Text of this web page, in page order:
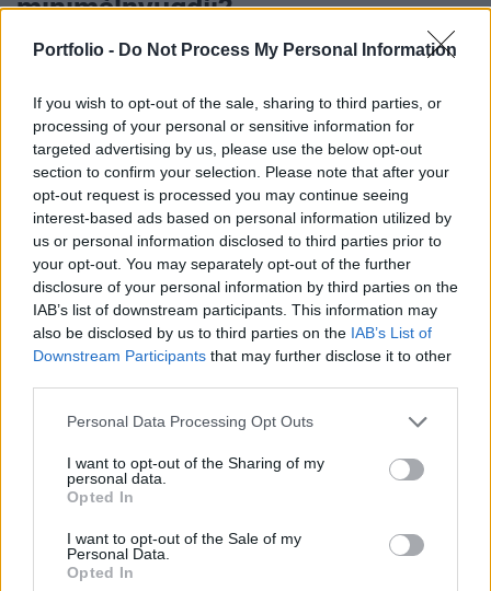
Portfolio - Do Not Process My Personal Information
If you wish to opt-out of the sale, sharing to third parties, or
processing of your personal or sensitive information for
targeted advertising by us, please use the below opt-out
section to confirm your selection. Please note that after your
opt-out request is processed you may continue seeing
interest-based ads based on personal information utilized by
us or personal information disclosed to third parties prior to
your opt-out. You may separately opt-out of the further
disclosure of your personal information by third parties on the
IAB’s list of downstream participants. This information may
also be disclosed by us to third parties on the IAB’s List of
Downstream Participants that may further disclose it to other
Personal Data Processing Opt Outs
I want to opt-out of the Sharing of my
personal data.
Opted In
I want to opt-out of the Sale of my
Personal Data.
Opted In
minimálnyugdíj?
A mindenkori létminimum összegével megegyező,
2025-ben havi 170 ezer forintos állampolgári
alapnyugdíj bevezetését szorgalmazza az
Egyensúly Intézet. A független agytröszt szakértői
emellett a vegyes (félig infláció-, félig bérkövető)
indexálás újbóli bevezetésével javítanák a
nyugdíjasok relatív anyagi pozícióját a
társadalmon belül, sőt, megtakarítási fedezetű
2025-ben a létminimum fenntartásához szükséges havi
részesül ennél alacsonyabb összegű ellátásban, 180 ezer
fő pedig havi 100 ezer forintnál is kevesebb juttatást kap –
megjelentetett, Magyarország-kézikönyv című szakpolitikai
tanulmánygyűjteményben. Az...